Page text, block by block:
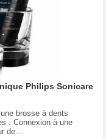
Philips Sonicare
brosse à dents
: Connexion à une
de...